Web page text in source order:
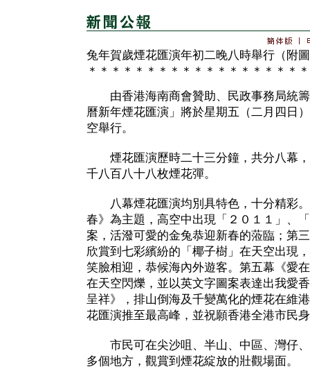
兔年賀歲煙花匯演年初二晚八時舉行（附
＊＊＊＊＊＊＊＊＊＊＊＊＊＊＊＊＊＊
由香港海南商會贊助、民政事務局統籌
曆新年煙花匯演」將於星期五（二月四日
空舉行。
煙花匯演歷時二十三分鐘，共分八幕，
千八百八十八枚煙花彈。
八幕煙花匯演均別具特色，十分精彩。
春》為主題，高空中出現「２０１１」、
案，活潑可愛的金兔恭迎新春的蒞臨；第
欣賞到七彩繽紛的「椰子樹」在天空出現
笑臉相迎，恭候海內外遊客。第五幕《愛
在天空閃爍，並以英文字圖案表達出我愛
呈祥》，排山倒海及千變萬化的煙花在維
花匯演推至最高峰，並祝願香港全港市民
市民可在尖沙咀、半山、中區、灣仔、
多個地方，觀賞到煙花綻放的壯觀場面。